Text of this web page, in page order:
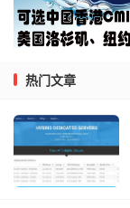
热门文章